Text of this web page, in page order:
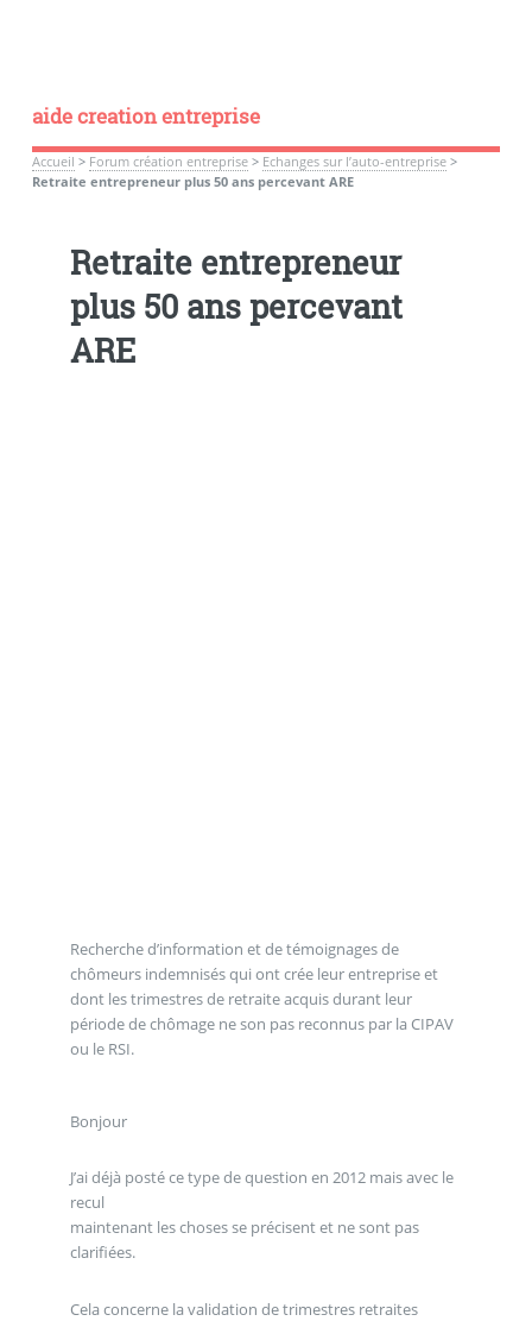
aide creation entreprise
Accueil > Forum création entreprise> Echanges sur l’auto-entreprise>
Retraite entrepreneur plus 50 ans percevant ARE
Retraite entrepreneur
plus 50 ans percevant
ARE
Recherche d’information et de témoignages de
chômeurs indemnisés qui ont crée leur entreprise et
dont les trimestres de retraite acquis durant leur
période de chômage ne son pas reconnus par la CIPAV
ou le RSI.
Bonjour
J’ai déjà posté ce type de question en 2012 mais avec le
recul
maintenant les choses se précisent et ne sont pas
clarifiées.
Cela concerne la validation de trimestres retraites